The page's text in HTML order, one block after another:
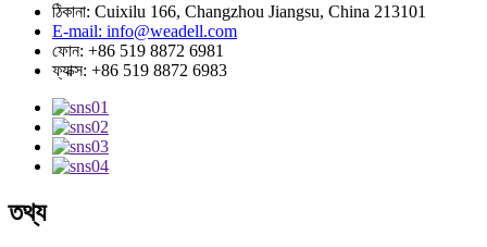
ঠিকানা: Cuixilu 166, Changzhou Jiangsu, China 213101
E-mail: info@weadell.com
ফোন: +86 519 8872 6981
ফ্যাক্স: +86 519 8872 6983
তথ্য